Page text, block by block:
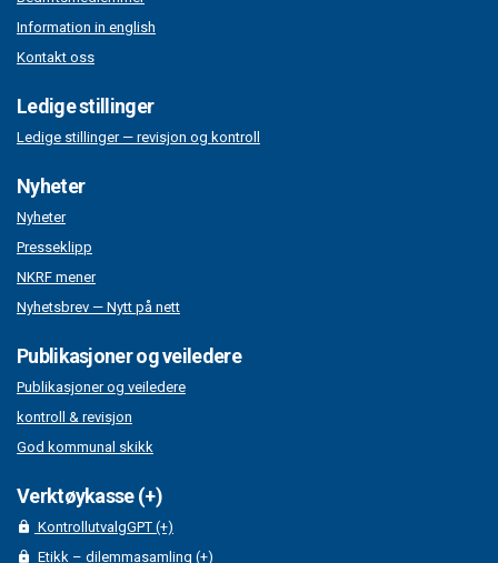
Information in english
Kontakt oss
Ledige stillinger
Ledige stillinger — revisjon og kontroll
Nyheter
Nyheter
Presseklipp
NKRF mener
Nyhetsbrev — Nytt på nett
Publikasjoner og veiledere
Publikasjoner og veiledere
kontroll & revisjon
God kommunal skikk
Verktøykasse (+)
KontrollutvalgGPT (+)
Etikk – dilemmasamling (+)